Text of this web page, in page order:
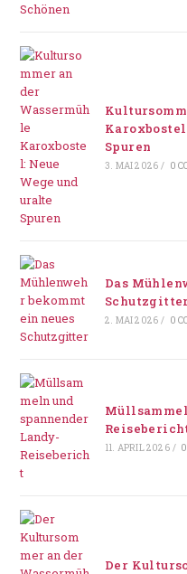
Spuren
3. MAI 2026 / 0
Das
2. MAI 2026 / 0
11. APRIL 2026 /
Der